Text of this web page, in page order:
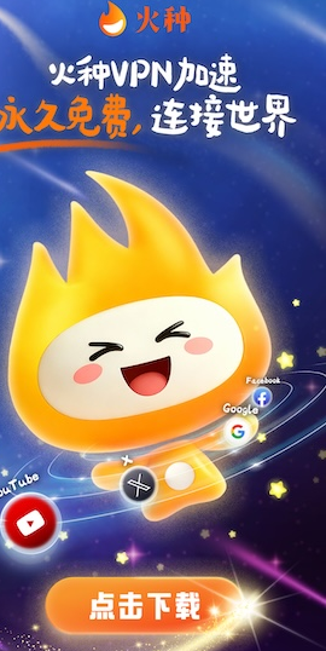
支持[0] 反对[0]
支持[0] 反对
支持[0] 反对[0]
旋风加速器
软件中心 雷霆加速
狂飙加速器